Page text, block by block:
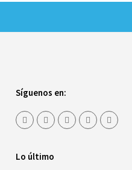
Síguenos en:
Lo último